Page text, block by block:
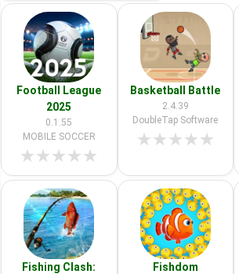
Football League
2025
0.1.55
MOBILE SOCCER
★★★★★
Basketball Battle
2.4.39
DoubleTap Software
★★★★★
Fishing Clash:
Fishdom